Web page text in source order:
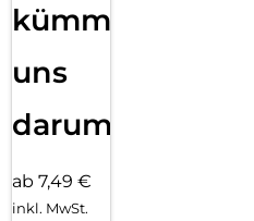
kümmern
uns
darum!
ab 7,49 €
inkl. MwSt.